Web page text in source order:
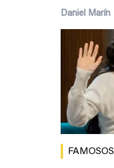
Daniel Marín
FAMOSOS